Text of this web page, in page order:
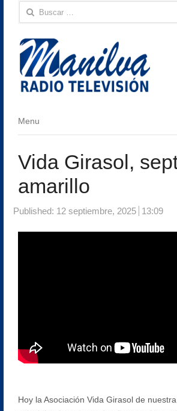
Buscar:
Menu
Menu
Vida Girasol,
amarillo
Published: 12 septiembre, 2025 13:09
Hoy la Asociación Vida Girasol de nuestra